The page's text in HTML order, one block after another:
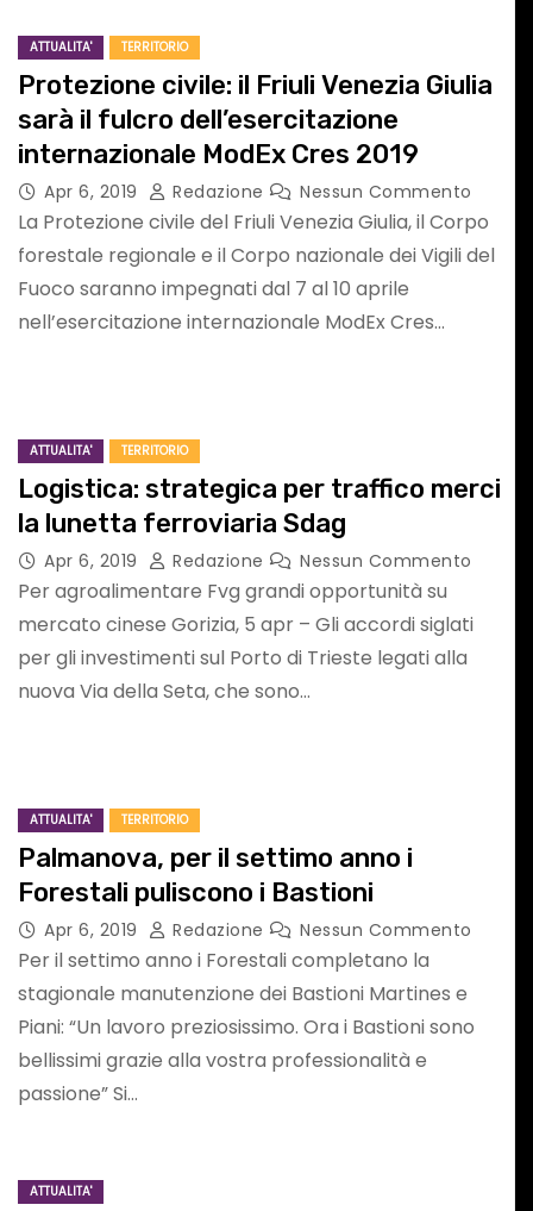
ATTUALITA' TERRITORIO
Protezione civile: il Friuli Venezia Giulia
sarà il fulcro dell’esercitazione
internazionale ModEx Cres 2019
Apr 6, 2019 Redazione Nessun Commento
La Protezione civile del Friuli Venezia Giulia, il Corpo
forestale regionale e il Corpo nazionale dei Vigili del
Fuoco saranno impegnati dal 7 al 10 aprile
nell’esercitazione internazionale ModEx Cres…
ATTUALITA' TERRITORIO
Logistica: strategica per traffico merci
la lunetta ferroviaria Sdag
Apr 6, 2019 Redazione Nessun Commento
Per agroalimentare Fvg grandi opportunità su
mercato cinese Gorizia, 5 apr – Gli accordi siglati
per gli investimenti sul Porto di Trieste legati alla
nuova Via della Seta, che sono…
ATTUALITA' TERRITORIO
Palmanova, per il settimo anno i
Forestali puliscono i Bastioni
Apr 6, 2019 Redazione Nessun Commento
Per il settimo anno i Forestali completano la
stagionale manutenzione dei Bastioni Martines e
Piani: “Un lavoro preziosissimo. Ora i Bastioni sono
bellissimi grazie alla vostra professionalità e
passione” Si…
ATTUALITA'
Autorità
competenti
Nessun
EVENTI VERONA E PROVINCIA
MUSICA
SPETTACOLI IN VENETO
MusicalBrolo – il 9
agosto in concerto
Mauro Ottolini &
Orchestra
Ago 5, 2026
ATTUALITA' PAGELLONE SPORT